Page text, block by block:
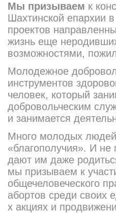
Мы призываем к
Шахтинской епархии
проектов
жизнь еще
возможностями,
Молодежное
инструментов
человек, который
добровольческим
и занимается
Много молодых людей
«благополучия». И не
дают им даже
мы призываем к
общечеловеческого
абортов среди своих
х акциях и